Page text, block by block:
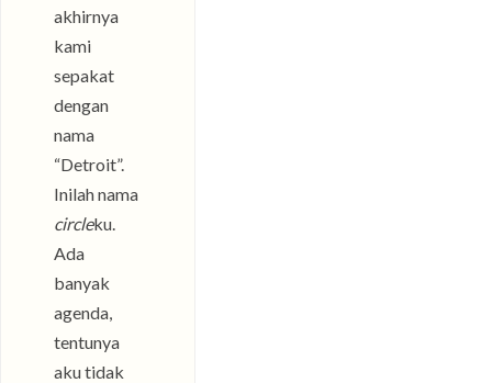
akhirnya
kami
sepakat
dengan
nama
“Detroit”.
Inilah nama
circleku.
Ada
banyak
agenda,
tentunya
aku tidak